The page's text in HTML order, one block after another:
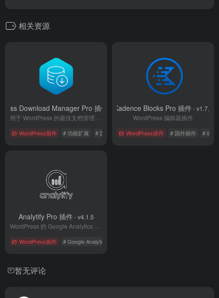
相关资源
Download Manager Pro 插件
- v6.1.6
WordPress插件 # 功能扩展 # 国外插件 # 管理插件
Kadence Blocks Pro 插件- v1.7.9
WordPress 编辑器插件
WordPress插件 # 国外插件 # 编辑
Analytify Pro 插件- v4.1.5
WordPress插件 # Google Analytics
暂无评论